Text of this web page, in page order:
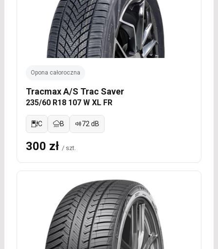
Opona całoroczna
Tracmax A/S Trac Saver
235/60 R18 107 W XL FR
C B 72 dB
300 zł / szt.